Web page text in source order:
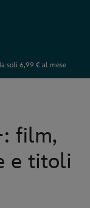
soli 6,99 € al mese
film,
e titoli